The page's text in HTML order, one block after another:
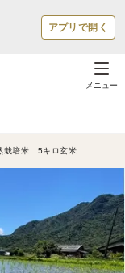
アプリで開く
メニュー
栽培米 5キロ玄米